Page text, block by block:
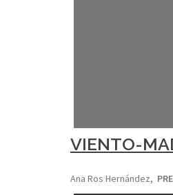
VIENTO-
Ana Ros Hernández,